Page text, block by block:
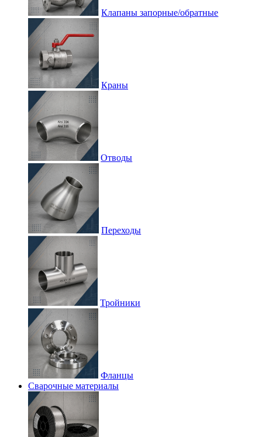
Клапаны запорные/обратные
Краны
Отводы
Переходы
Тройники
Фланцы
Сварочные материалы